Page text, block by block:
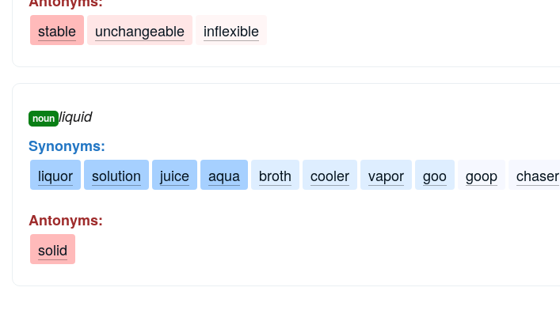
stable
unchangeable inflexible
noun liquid
Synonyms:
liquor
solution juice aqua broth cooler vapor goo goop chaser
Antonyms:
solid